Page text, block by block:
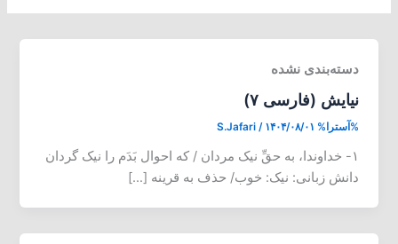
دسته‌بندی نشده
نیایش (فارسی ۷)
%آسترا% S.Jafari / ۱۴۰۴/۰۸/۰۱
۱- خداوندا، به حقِّ نیک مردان / که احوال بَدَم را نیک گردان
دانش زبانی: نیک: خوب/ حذف به قرینه […]